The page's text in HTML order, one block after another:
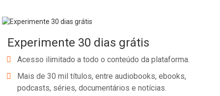
Experimente 30 dias grátis
Acesso ilimitado a todo o conteúdo da plataforma.
Mais de 30 mil títulos, entre audiobooks, ebooks,
podcasts, séries, documentários e notícias.